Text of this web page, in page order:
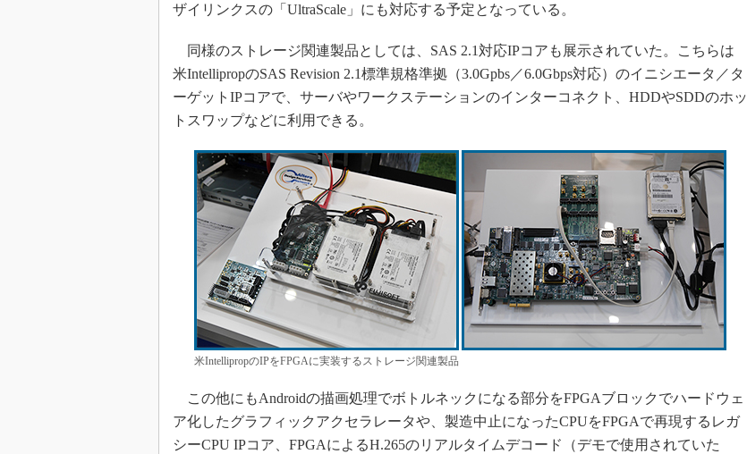
ザイリンクスの「UltraScale」にも対応する予定となっている。
同様のストレージ関連製品としては、SAS 2.1対応IPコアも展示されていた。こちらは
米IntellipropのSAS Revision 2.1標準規格準拠（3.0Gpbs／6.0Gbps対応）のイニシエータ／タ
ーゲットIPコアで、サーバやワークステーションのインターコネクト、HDDやSDDのホッ
トスワップなどに利用できる。
米IntellipropのIPをFPGAに実装するストレージ関連製品
この他にもAndroidの描画処理でボトルネックになる部分をFPGAブロックでハードウェ
ア化したグラフィックアクセラレータや、製造中止になったCPUをFPGAで再現するレガ
シーCPU IPコア、FPGAによるH.265のリアルタイムデコード（デモで使用されていた